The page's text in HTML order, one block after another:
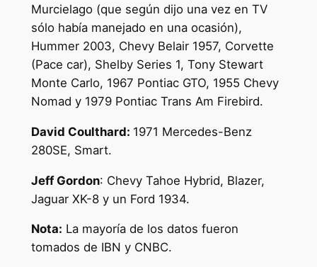
Murcielago (que según dijo una vez en TV
sólo había manejado en una ocasión),
Hummer 2003, Chevy Belair 1957, Corvette
(Pace car), Shelby Series 1, Tony Stewart
Monte Carlo, 1967 Pontiac GTO, 1955 Chevy
Nomad y 1979 Pontiac Trans Am Firebird.
David Coulthard: 1971 Mercedes-Benz
280SE, Smart.
Jeff Gordon: Chevy Tahoe Hybrid, Blazer,
Jaguar XK-8 y un Ford 1934.
Nota: La mayoría de los datos fueron
tomados de IBN y CNBC.